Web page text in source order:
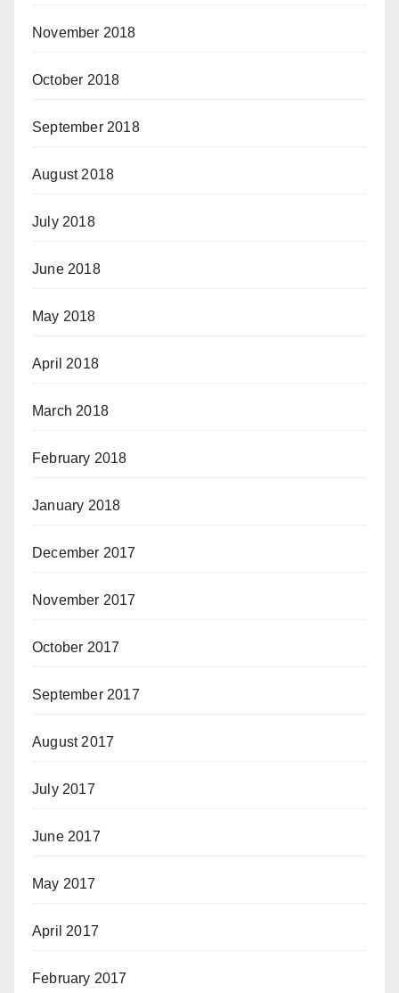
November 2018
October 2018
September 2018
August 2018
July 2018
June 2018
May 2018
April 2018
March 2018
February 2018
January 2018
December 2017
November 2017
October 2017
September 2017
August 2017
July 2017
June 2017
May 2017
April 2017
February 2017